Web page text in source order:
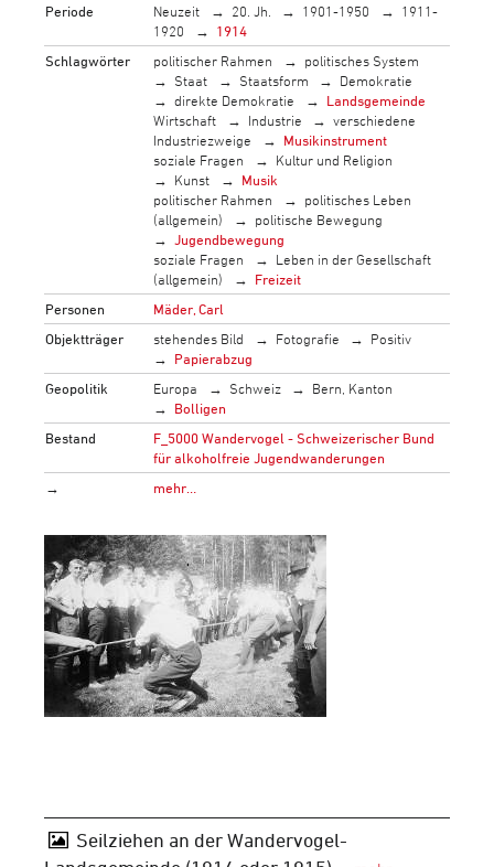
Periode
Neuzeit 20. Jh. 1901-1950
1911-
1920
1914
Schlagwörter
politischer Rahmen
politisches System
Staat
Staatsform
Demokratie
direkte Demokratie
Landsgemeinde
Wirtschaft
Industrie
verschiedene
Industriezweige
Musikinstrument
soziale Fragen
Kultur und Religion
Kunst
Musik
politischer Rahmen
politisches Leben
(allgemein)
politische Bewegung
Jugendbewegung
soziale Fragen
Leben in der Gesellschaft
(allgemein)
Freizeit
Personen
Mäder, Carl
Objektträger
stehendes Bild Fotografie
Positiv
Papierabzug
Geopolitik
Europa Schweiz
Bern, Kanton
Bolligen
Bestand
F_5000 Wandervogel - Schweizerischer Bund
für alkoholfreie Jugendwanderungen
→
mehr…
Seilziehen an der Wandervogel-